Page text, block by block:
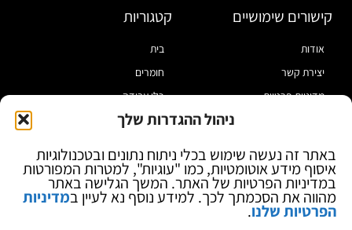
ניהול ההגדרות שלך
באתר זה נעשה שימוש בכלי ניתוח נתונים ובטכנולוגיות
איסוף מידע אוטומטיות, כמו "עוגיות", למטרות המפורטות
במדיניות הפרטיות של האתר. המשך הגלישה באתר
מהווה את הסכמתך לכך. למידע נוסף נא לעיין במדיניות
הפרטיות שלנו.
קישורים שימושיים
אודות
יצירת קשר
מדיניות פרטיות
בלוג
קטגוריות
בית
חומרים
כלי עבודה
מוצרי הלחמה
ספקי כח ומודדים
ציוד אופטי להגדלה